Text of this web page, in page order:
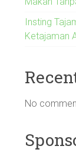
Insting
Ketajaman
No